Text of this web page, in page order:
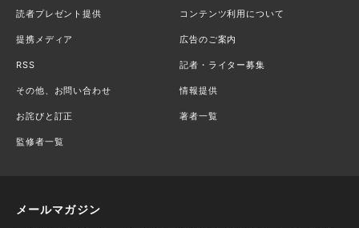
読者プレゼント提供 コンテンツ利用について
提携メディア 広告のご案内
RSS 記者・ライター募集
その他、お問い合わせ 情報提供
お詫びと訂正 著者一覧
監修者一覧
メールマガジン